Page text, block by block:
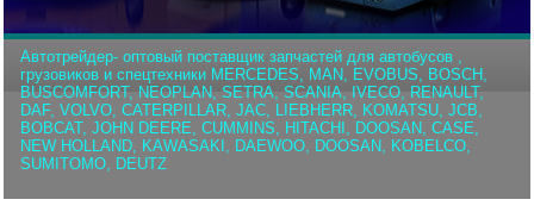
Автотрейдер- оптовый поставщик запчастей для автобусов ,
грузовиков и спецтехники MERCEDES, MAN, EVOBUS, BOSCH,
BUSCOMFORT, NEOPLAN, SETRA, SCANIA, IVECO, RENAULT,
DAF, VOLVO, CATERPILLAR, JAC, LIEBHERR, KOMATSU, JCB,
BOBCAT, JOHN DEERE, CUMMINS, HITACHI, DOOSAN, CASE,
NEW HOLLAND, KAWASAKI, DAEWOO, DOOSAN, KOBELCO,
SUMITOMO, DEUTZ